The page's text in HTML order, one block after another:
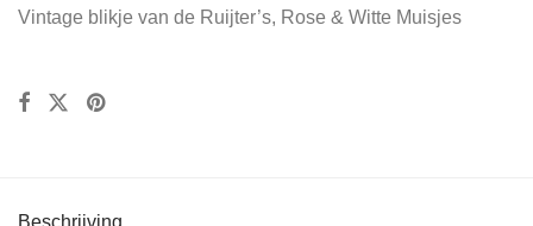
Vintage blikje van de Ruijter’s, Rose & Witte Muisjes